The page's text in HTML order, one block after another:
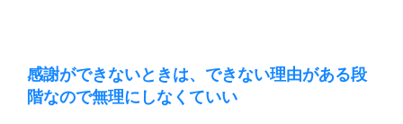
感謝ができないときは、できない理由がある段
階なので無理にしなくていい